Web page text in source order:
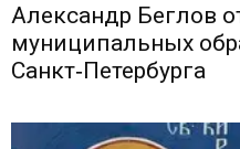
Александр Беглов
муниципальных
Санкт‑Петербурга